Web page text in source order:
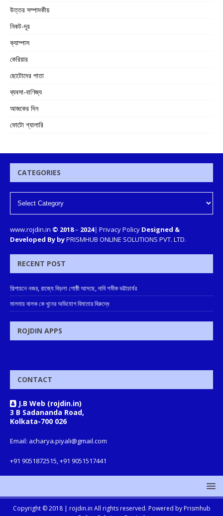
উত্তর সম্পাদকীয়
নিকট-দূর
ক্যাম্পাস
কেরিয়ার
ছোটোদের পাতা
ব্যবসা-বাণিজ্য
আজকের দিন
ফোটো গ্যালারি
CATEGORIES
www.rojdin.in © 2018– 2024| Privacy Policy Designed &
Developed By byPRISMHUB ONLINE SOLUTIONS PVT. LTD.
RECENT POST
শিল্পায়নে নজর, রাজ্যে বিড়লা গোষ্ঠী আসছে, দাবি শমীক ভট্টাচার্যর
মালদায় বালক কে খুনের অভিযোগ বিমাতার বিরুদ্ধে
ROJDIN APPS
CONTACT
J.B Web (rojdin.in)
3 B Sadananda Road,
Kolkata-700 026
Email: acharya.piyali@gmail.com
+91 9051872515, +91 9051517441
Copyright © 2018 | rojdin.in All rights reserved. Powered by Prismhub